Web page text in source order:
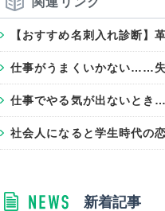
【おすすめ名刺入れ診断】
仕事がうまくいかない……
仕事でやる気が出ないとき
社会人になると学生時代の
新着記事